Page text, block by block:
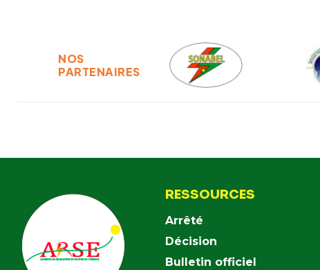
NOS
PARTENAIRES
RESSOURCES
Arrêté
Décision
Bulletin officiel